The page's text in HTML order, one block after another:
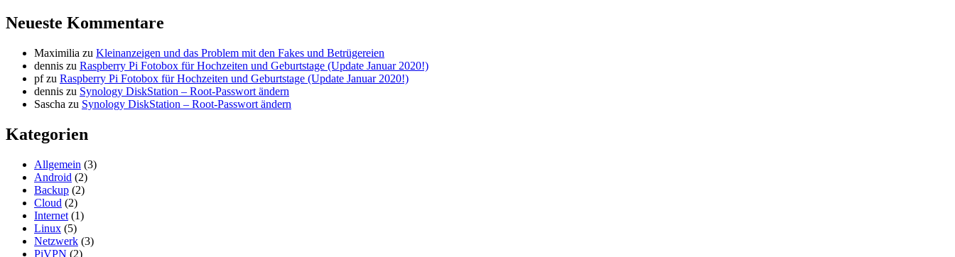
Neueste Kommentare
Maximilia zu Kleinanzeigen und das Problem mit den Fakes und Betrügereien
dennis zu Raspberry Pi Fotobox für Hochzeiten und Geburtstage (Update Januar 2020!)
pfzu Raspberry Pi Fotobox für Hochzeiten und Geburtstage (Update Januar 2020!)
dennis zu Synology DiskStation – Root-Passwort ändern
Sascha zu Synology DiskStation – Root-Passwort ändern
Kategorien
Allgemein (3)
Android (2)
Backup (2)
Cloud (2)
Internet (1)
Linux (5)
Netzwerk (3)
PiVPN (2)